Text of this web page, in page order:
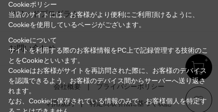
リワードプログラム
お問い合わせ
会社概要 プライバシーポリシー
利用規約 特定商取引法に基づく表記
Cookieポリシー
当店のサイトには、お客様がより便利にご利用頂けるように、
Cookieを使用しているページがございます。
Cookieについて
サイトを利用する際のお客様情報をPC上で記録管理する技術のこ
とをCookieといいます。
Cookieはお客様がサイトを再訪問された際に、お客様のデバイス
を認識できるよう、お客様のデバイス間からサーバーへ送り返さ
れます。
なお、Cookieに保存されている情報のみで、お客様個人を特定す